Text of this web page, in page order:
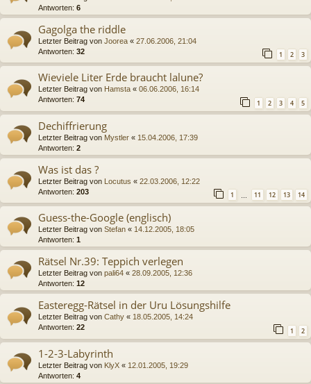
Antworten: 6
Gagolga the riddle
Letzter Beitrag von Joorea « 27.06.2006, 21:04
Antworten: 32 1 2 3
Wieviele Liter Erde braucht lalune?
Letzter Beitrag von Hamsta « 06.06.2006, 16:14
Antworten: 74 1 2 3 4 5
Dechiffrierung
Letzter Beitrag von Mystler « 15.04.2006, 17:39
Antworten: 2
Was ist das ?
Letzter Beitrag von Locutus « 22.03.2006, 12:22
Antworten: 203 1 … 11 12 13 14
Guess-the-Google (englisch)
Letzter Beitrag von Stefan « 14.12.2005, 18:05
Antworten: 1
Rätsel Nr.39: Teppich verlegen
Letzter Beitrag von pali64 « 28.09.2005, 12:36
Antworten: 12
Easteregg-Rätsel in der Uru Lösungshilfe
Letzter Beitrag von Cathy « 18.05.2005, 14:24
Antworten: 22 1 2
1-2-3-Labyrinth
Letzter Beitrag von KlyX « 12.01.2005, 19:29
Antworten: 4